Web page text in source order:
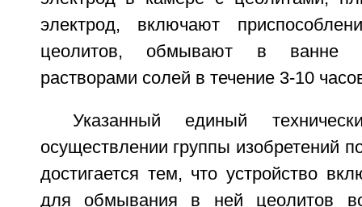
электрод, включают
цеолитов, обмывают в ванне
растворами солей в течение 3-10
Указанный единый
осуществлении группы изобретений
достигается тем, что устройство
для обмывания в ней цеолитов